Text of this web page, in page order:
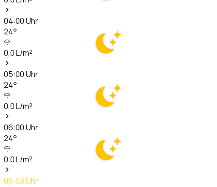
04:00Uhr
24°
0,0L/m²
05:00Uhr
24°
0,0L/m²
06:00Uhr
24°
0,0L/m²
06:03Uhr